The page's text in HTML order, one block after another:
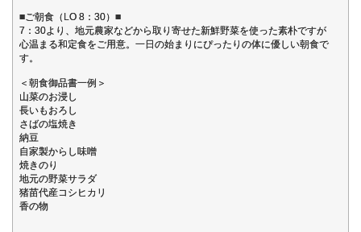
■ご朝食（LO 8：30）■
7：30より、地元農家などから取り寄せた新鮮野菜を使った素朴ですが
心温まる和定食をご用意。一日の始まりにぴったりの体に優しい朝食で
す。
＜朝食御品書一例＞
山菜のお浸し
長いもおろし
さばの塩焼き
納豆
自家製からし味噌
焼きのり
地元の野菜サラダ
猪苗代産コシヒカリ
香の物